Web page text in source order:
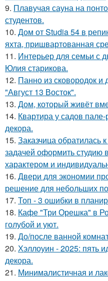
9. Плавучая сауна на
студентов.
10. Дом от Studia 54 в
яхта, пришвартованная
11. Интерьер для семьи с
Юлия старикова.
12. Панно из сковородок и
"Август 13 Восток".
13. Дом, который живёт
14. Квартира у садов
декора.
15. Заказчица обратилась
задачей оформить студию
характером и
16. Двери для экономии
решение для небольших
17. Топ - 3 ошибки в
18. Кафе "Три Орешка" в
голубой и уют.
19. До/после ванной
20. Хэллоуин - 2025: пять
декора.
21. Минималистичная и